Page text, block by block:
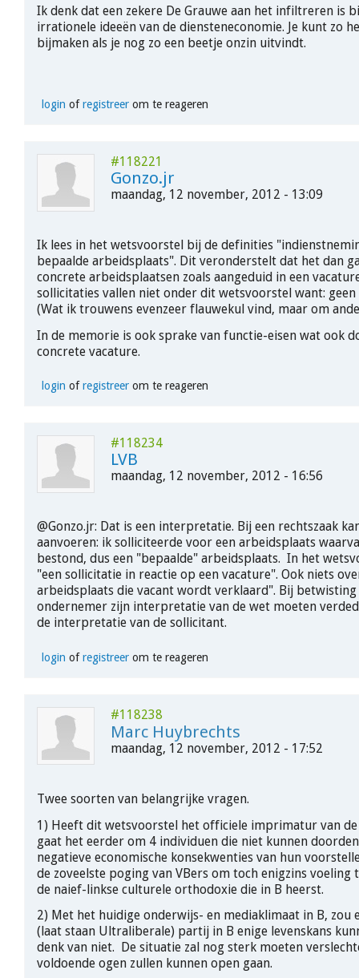
Ik denk dat een zekere De Grauwe aan het infiltreren is
irrationele ideeën van de diensteneconomie. Je kunt zo
bijmaken als je nog zo een beetje onzin uitvindt.
login ofregistreerom te reageren
#118221
Gonzo.jr
maandag, 12 november, 2012 - 13:09
Ik lees in het wetsvoorstel bij de definities
bepaalde arbeidsplaats". Dit veronderstelt dat het dan
concrete arbeidsplaatsen zoals aangeduid in een
sollicitaties vallen niet onder dit wetsvoorstel want:
(Wat ik trouwens evenzeer flauwekul vind, maar om
In de memorie is ook sprake van functie-eisen wat ook
concrete vacature.
login ofregistreerom te reageren
#118234
LVB
maandag, 12 november, 2012 - 16:56
@Gonzo.jr: Dat is een interpretatie. Bij een rechtszaak
aanvoeren: ik solliciteerde voor een arbeidsplaats
bestond, dus een "bepaalde" arbeidsplaats. In het
"een sollicitatie in reactie op een vacature". Ook niets
arbeidsplaats die vacant wordt verklaard". Bij betwisting
ondernemer zijn interpretatie van de wet moeten
de interpretatie van de sollicitant.
login ofregistreerom te reageren
#118238
Marc Huybrechts
maandag, 12 november, 2012 - 17:52
Twee soorten van belangrijke vragen.
1) Heeft dit wetsvoorstel het officiele imprimatur van
gaat het eerder om 4 individuen die niet kunnen
negatieve economische konsekwenties van hun
de zoveelste poging van VBers om toch enigzins voeling
de naief-linkse culturele orthodoxie die in B heerst.
2) Met het huidige onderwijs- en mediaklimaat in B, zou
(laat staan Ultraliberale) partij in B enige levenskans
denk van niet. De situatie zal nog sterk moeten
voldoende ogen zullen kunnen open gaan.